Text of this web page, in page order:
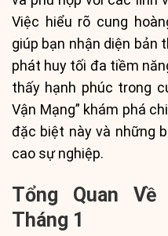
Việc hiểu rõ cung
giúp bạn nhận diện bản
phát huy tối đa tiềm
thấy hạnh phúc trong
Vận Mạng” khám phá
đặc biệt này và những
cao sự nghiệp.
Tổng Quan
Tháng 1